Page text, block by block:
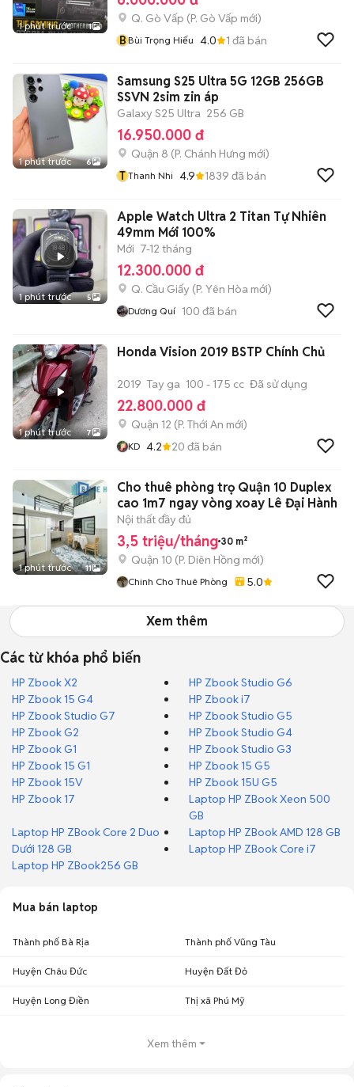
1 phút trước 1
Q. Gò Vấp (P. Gò Vấp mới)
BBùi Trọng Hiếu 4.0 1 đã bán
1 phút trước 6
Samsung S25 Ultra 5G 12GB 256GB
SSVN 2sim zin áp
Galaxy S25 Ultra 256 GB
16.950.000 đ
Quận 8 (P. Chánh Hưng mới)
T Thanh Nhi 4.9 1839 đã bán
1 phút trước 5
Apple Watch Ultra 2 Titan Tự Nhiên
49mm Mới 100%
Mới 7-12 tháng
12.300.000 đ
Q. Cầu Giấy (P. Yên Hòa mới)
Dương Quí 100 đã bán
1 phút trước 7
Honda Vision 2019 BSTP Chính Chủ
2019 Tay ga 100 - 175 cc Đã sử dụng
22.800.000 đ
Quận 12 (P. Thới An mới)
KD 4.2 20 đã bán
1 phút trước 11
Cho thuê phòng trọ Quận 10 Duplex
cao 1m7 ngay vòng xoay Lê Đại Hành
Nội thất đầy đủ
3,5 triệu/tháng 30 m²
Quận 10 (P. Diên Hồng mới)
Chinh Cho Thuê Phòng 5.0
Xem thêm
Các từ khóa phổ biến
HP Zbook X2
HP Zbook Studio G6
HP Zbook 15 G4
HP Zbook i7
HP Zbook Studio G7
HP Zbook Studio G5
HP Zbook G2
HP Zbook Studio G4
HP Zbook G1
HP Zbook Studio G3
HP Zbook 15 G1
HP Zbook 15 G5
HP Zbook 15V
HP Zbook 15U G5
HP Zbook 17
Laptop HP ZBook Xeon 500
GB
Laptop HP ZBook Core 2 Duo
Dưới 128 GB
Laptop HP ZBook AMD 128 GB
Laptop HP ZBook Core i7
Laptop HP ZBook256 GB
Mua bán laptop
Thành phố Bà Rịa Thành phố Vũng Tàu
Huyện Châu Đức Huyện Đất Đỏ
Huyện Long Điền Thị xã Phú Mỹ
Xem thêm